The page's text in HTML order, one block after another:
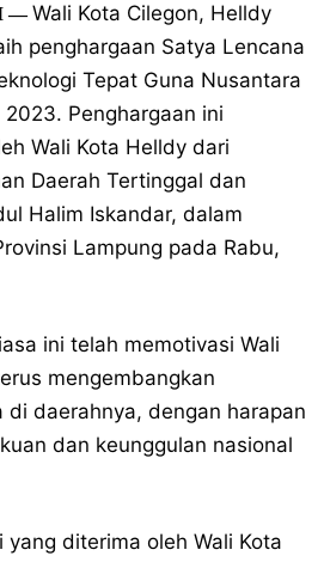
—Wali Kota Cilegon, Helldy
penghargaan Satya Lencana
Tepat Guna Nusantara
Penghargaan ini
Wali Kota Helldy dari
Daerah Tertinggal dan
Halim Iskandar, dalam
Lampung pada Rabu,
ini telah memotivasi Wali
mengembangkan
daerahnya, dengan harapan
dan keunggulan nasional
yang diterima oleh Wali Kota